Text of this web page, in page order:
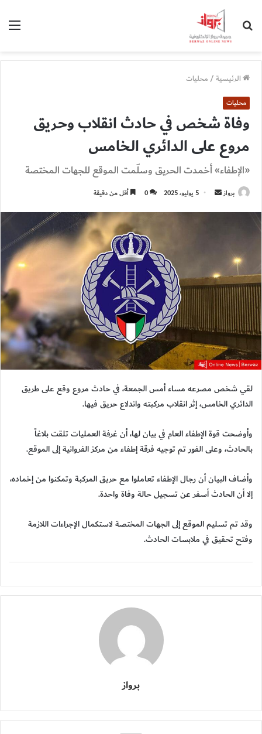
الرئيسية/محليات
محليات
وفاة شخص في حادث انقلاب وحريق
مروع على الدائري الخامس
«الإطفاء» أخمدت الحريق وسلّمت الموقع للجهات المختصة
برواز
أرسل 5 يوليو، 2025 0 أقل من دقيقة
لقي شخص مصرعه مساء أمس الجمعة، في حادث مروع وقع على طريق
الدائري الخامس، إثر انقلاب مركبته واندلاع حريق فيها.
وأوضحت قوة الإطفاء العام في بيان لها، أن غرفة العمليات تلقت بلاغاً
بالحادث، وعلى الفور تم توجيه فرقة إطفاء من مركز الفروانية إلى الموقع.
وأضاف البيان أن رجال الإطفاء تعاملوا مع حريق المركبة وتمكنوا من إخماده،
إلا أن الحادث أسفر عن تسجيل حالة وفاة واحدة.
وقد تم تسليم الموقع إلى الجهات المختصة لاستكمال الإجراءات اللازمة
وفتح تحقيق في ملابسات الحادث.
برواز